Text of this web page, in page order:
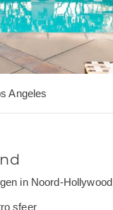
Angeles
in Noord-Hollywood
sfeer